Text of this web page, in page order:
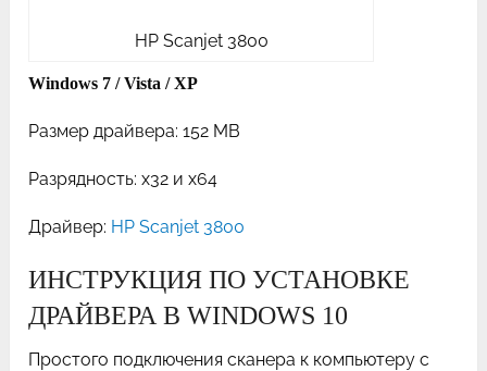
HP Scanjet 3800
Windows 7 / Vista / XP
Размер драйвера: 152 MB
Разрядность: x32 и x64
Драйвер: HP Scanjet 3800
ИНСТРУКЦИЯ ПО УСТАНОВКЕ
ДРАЙВЕРА В WINDOWS 10
Простого подключения сканера к компьютеру с